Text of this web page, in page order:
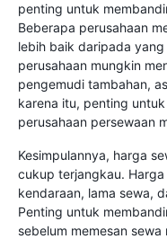
penting untuk
Beberapa perusahaan
lebih baik daripada
perusahaan mungkin
pengemudi tambahan,
karena itu, penting
perusahaan persewaan
Kesimpulannya, harga
cukup terjangkau.
kendaraan, lama sewa,
Penting untuk
sebelum memesan